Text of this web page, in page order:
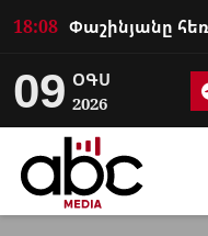
18:08
09 ՕԳՍ
2026